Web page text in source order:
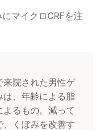
マイクロCRFを注
来院された男性ゲ
は、年齢による脂
るもの。減って
、くぼみを改善す